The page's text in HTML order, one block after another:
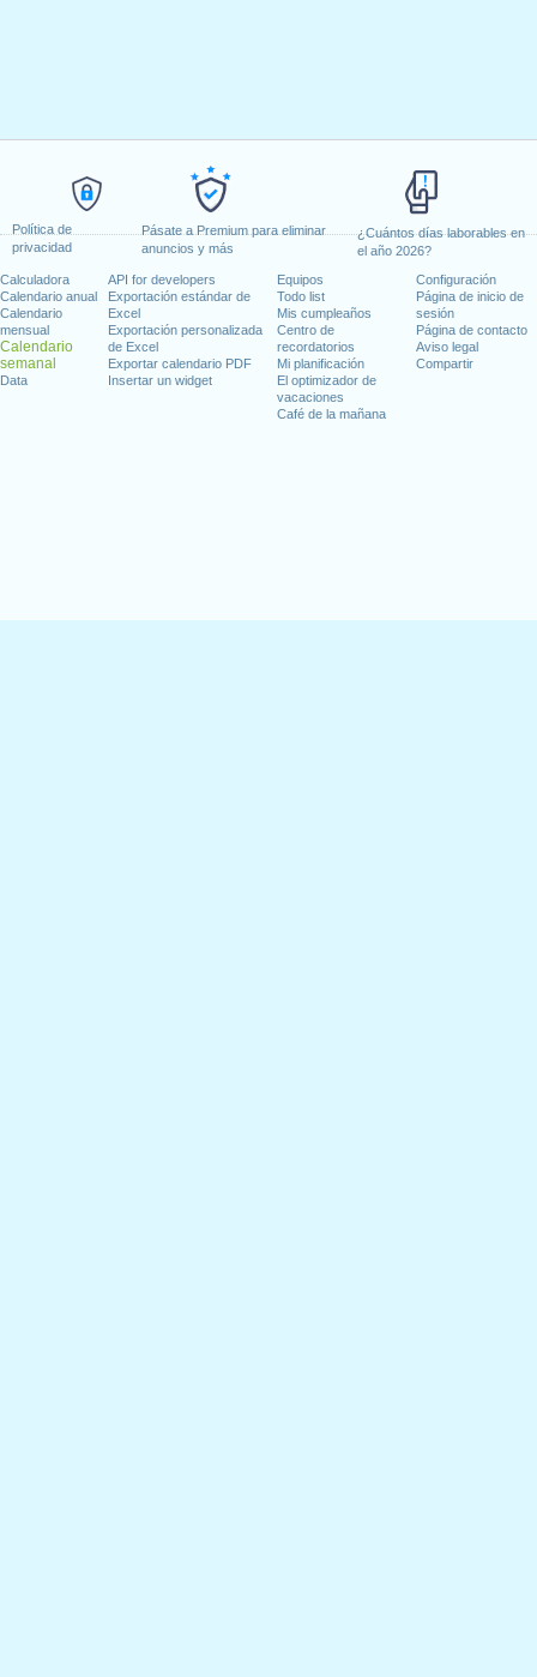
Política de
privacidad
Pásate a Premium para eliminar
anuncios y más
¿Cuántos días laborables en
el año 2026?
Calculadora
Calendario anual
Calendario
mensual
Calendario
semanal
Data
API for developers
Exportación estándar de
Excel
Exportación personalizada
de Excel
Exportar calendario PDF
Insertar un widget
Equipos
Todo list
Mis cumpleaños
Centro de
recordatorios
Mi planificación
El optimizador de
vacaciones
Café de la mañana
Configuración
Página de inicio de
sesión
Página de contacto
Aviso legal
Compartir